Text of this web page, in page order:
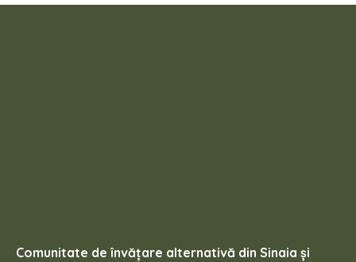
Comunitate de învățare alternativă din Sinaia și